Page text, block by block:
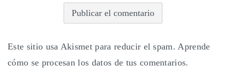
Este sitio usa Akismet para reducir el spam.Aprende
cómo se procesan los datos de tus comentarios.